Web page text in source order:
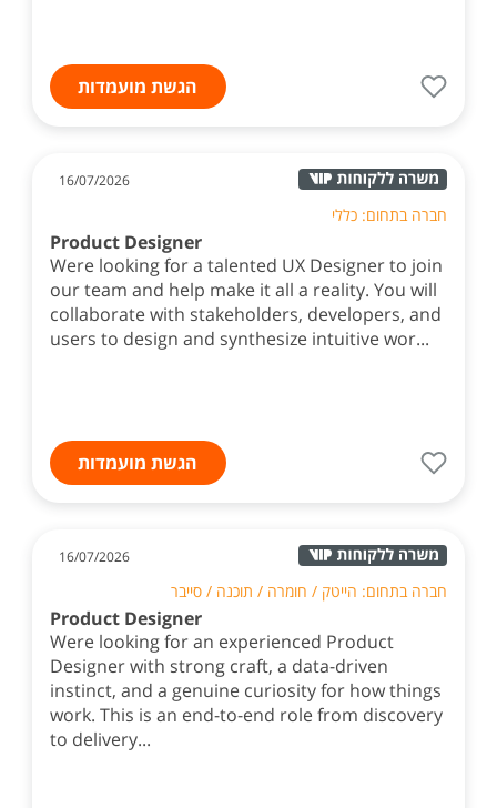
הגשת מועמדות
16/07/2026
חברה בתחום: כללי
Product Designer
Were looking for a talented UX Designer to join
our team and help make it all a reality. You will
collaborate with stakeholders, developers, and
users to design and synthesize intuitive wor...
הגשת מועמדות
16/07/2026
חברה בתחום: הייטק / חומרה / תוכנה / סייבר
Product Designer
Were looking for an experienced Product
Designer with strong craft, a data-driven
instinct, and a genuine curiosity for how things
work. This is an end-to-end role from discovery
to delivery...